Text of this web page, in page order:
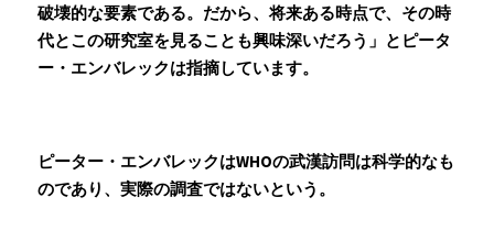
破壊的な要素である。だから、将来ある時点で、その時
代とこの研究室を見ることも興味深いだろう」とピータ
ー・エンバレックは指摘しています。
ピーター・エンバレックはWHOの武漢訪問は科学的なも
のであり、実際の調査ではないという。